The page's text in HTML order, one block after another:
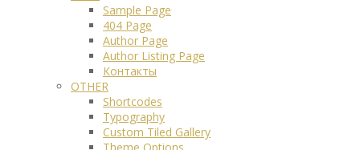
Sample Page
404 Page
Author Page
Author Listing Page
Контакты
OTHER
Shortcodes
Typography
Custom Tiled Gallery